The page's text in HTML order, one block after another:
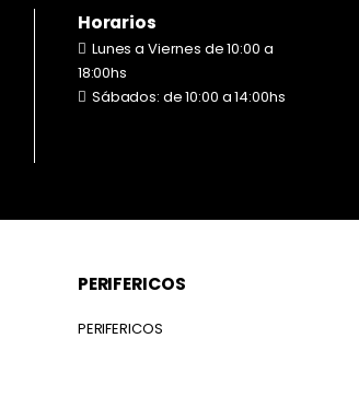
Horarios
Lunes a Viernes de 10:00 a
18:00hs
Sábados: de 10:00 a 14:00hs
PERIFERICOS
PERIFERICOS